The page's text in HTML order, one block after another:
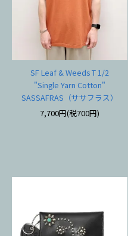
SF Leaf & Weeds T 1/2
"Single Yarn Cotton"
SASSAFRAS（ササフラス）
7,700円(税700円)